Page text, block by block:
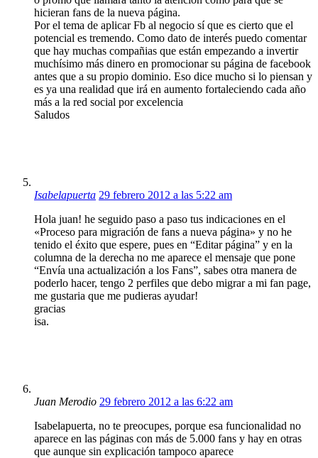
hicieran fans de la nueva página.
Por el tema de aplicar Fb al negocio sí que es cierto que el
potencial es tremendo. Como dato de interés puedo comentar
que hay muchas compañias que están empezando a invertir
muchísimo más dinero en promocionar su página de facebook
antes que a su propio dominio. Eso dice mucho si lo piensan y
es ya una realidad que irá en aumento fortaleciendo cada año
más a la red social por excelencia
Saludos
Isabelapuerta 29 febrero 2012 a las 5:22 am
Hola juan! he seguido paso a paso tus indicaciones en el
«Proceso para migración de fans a nueva página» y no he
tenido el éxito que espere, pues en “Editar página” y en la
columna de la derecha no me aparece el mensaje que pone
“Envía una actualización a los Fans”, sabes otra manera de
poderlo hacer, tengo 2 perfiles que debo migrar a mi fan page,
me gustaria que me pudieras ayudar!
gracias
isa.
Juan Merodio 29 febrero 2012 a las 6:22 am
Isabelapuerta, no te preocupes, porque esa funcionalidad no
aparece en las páginas con más de 5.000 fans y hay en otras
que aunque sin explicación tampoco aparece